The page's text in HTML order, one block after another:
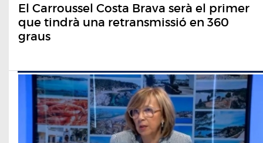
El Carroussel Costa Brava serà el primer
que tindrà una retransmissió en 360
graus